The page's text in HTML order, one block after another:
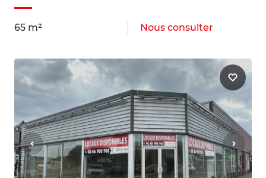
65 m² Nous consulter